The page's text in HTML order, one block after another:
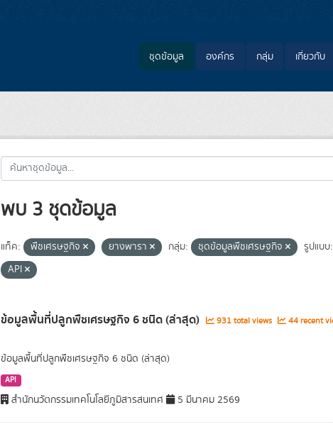
ชุดข้อมูล องค์กร กลุ่ม เกี่ยวกับ
พบ 3 ชุดข้อมูล
แท็ค: พืชเศรษฐกิจ ยางพารา กลุ่ม: ชุดข้อมูลพืชเศรษฐกิจ
รูปแบบ:
API
ข้อมูลพื้นที่ปลูกพืชเศรษฐกิจ 6 ชนิด (ล่าสุด) 931 total views 44 recent
ข้อมูลพื้นที่ปลูกพืชเศรษฐกิจ 6 ชนิด (ล่าสุด)
API
สำนักนวัตกรรมเทคโนโลยีภูมิสารสนเทศ 5 มีนาคม 2569